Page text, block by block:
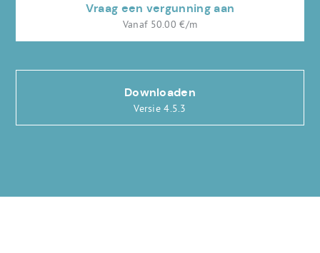
Vraag een vergunning aan
Vanaf 50.00 €/m
Downloaden
Versie 4.5.3